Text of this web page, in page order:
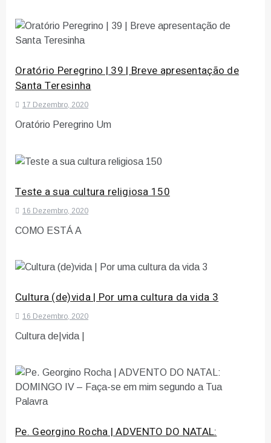
Oratório Peregrino | 39 | Breve apresentação de
Santa Teresinha
17 Dezembro, 2020
Oratório Peregrino Um
Teste a sua cultura religiosa 150
16 Dezembro, 2020
COMO ESTÁ A
Cultura (de)vida | Por uma cultura da vida 3
16 Dezembro, 2020
Cultura de|vida |
Pe. Georgino Rocha | ADVENTO DO NATAL: